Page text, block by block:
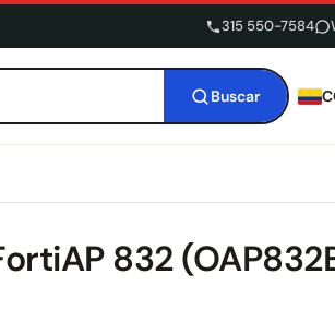
315 550-7584
Buscar
832